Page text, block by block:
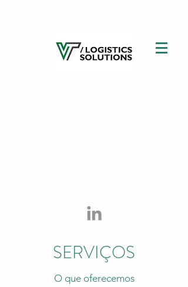
SERVIÇOS
O que oferecemos